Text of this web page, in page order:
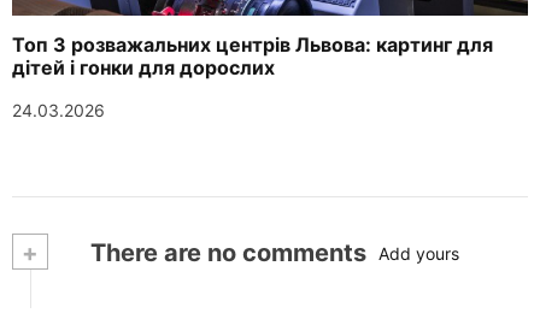
Топ 3 розважальних центрів Львова: картинг для
дітей і гонки для дорослих
24.03.2026
+ There are no comments Add yours